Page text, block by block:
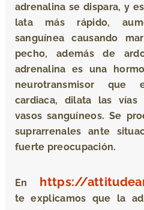
adrenalina se dispara, y
lata más rápido,
sanguínea causando
pecho, además de
adrenalina es una
neurotransmisor que
cardiaca, dilata las
vasos sanguíneos. Se
suprarrenales ante
fuerte preocupación.
En https://
te explicamos que la